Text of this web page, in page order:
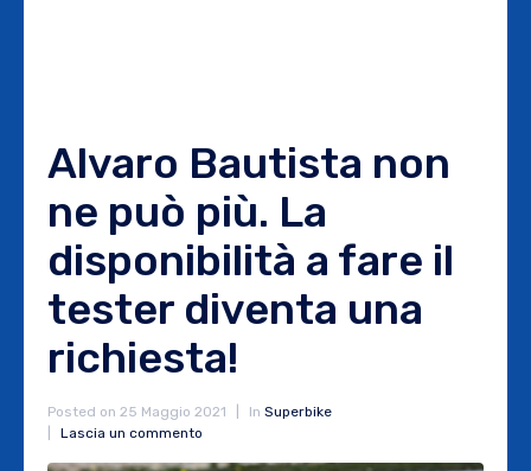
Alvaro Bautista non
ne può più. La
disponibilità a fare il
tester diventa una
richiesta!
Posted on 25 Maggio 2021 In Superbike
Lascia un commento